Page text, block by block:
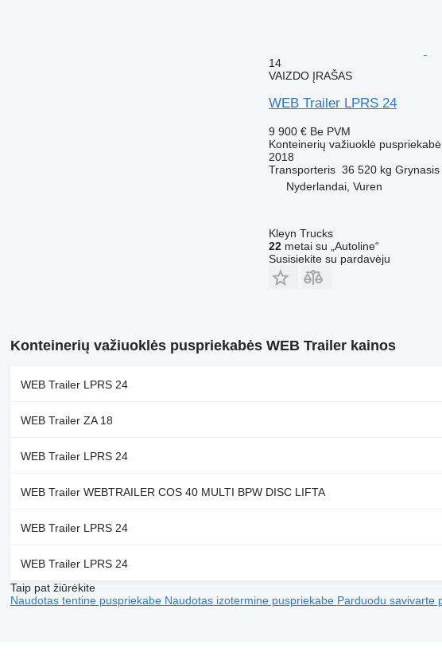
14
VAIZDO ĮRAŠAS
WEB Trailer LPRS 24
9 900 € Be PVM
Konteinerių važiuoklė puspriekabė
2018
Transporteris 36 520 kg
Nyderlandai, Vuren
Kleyn Trucks
22metai su „Autoline“
Susisiekite su pardavėju
Konteinerių važiuoklės puspriekabės WEB Trailer kainos
WEB Trailer LPRS 24
WEB Trailer ZA 18
WEB Trailer LPRS 24
WEB Trailer WEBTRAILER COS 40 MULTI BPW DISC LIFTA
WEB Trailer LPRS 24
WEB Trailer LPRS 24
Taip pat žiūrėkite
Naudotas tentine puspriekabe Naudotas izotermine puspriekabe Parduodu savivarte